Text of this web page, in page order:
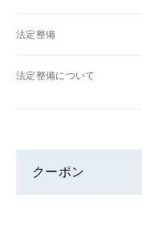
法定整備
法定整備について
クーポン